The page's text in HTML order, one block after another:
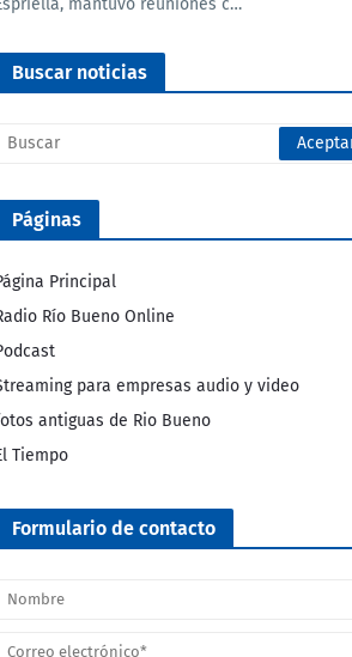
mantuvo reuniones c…
Buscar noticias
Páginas
Principal
Río Bueno Online
para empresas audio y video
antiguas de Rio Bueno
Tiempo
Formulario de contacto